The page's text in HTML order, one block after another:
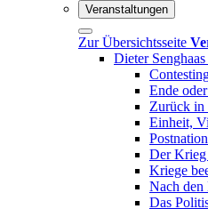
Veranstaltungen
Zur Übersichtsseite
Dieter
Ende
Zurück in
Einheit,
Der Krieg
Kriege
Nach den
Das